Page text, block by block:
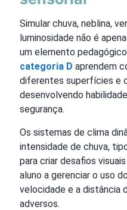
Simular chuva, neblina,
luminosidade não é
um elemento
categoria D aprendem
diferentes superfícies e
desenvolvendo
segurança.
Os sistemas de clima
intensidade de chuva,
para criar desafios
aluno a gerenciar o uso
velocidade e a distância
adversos.